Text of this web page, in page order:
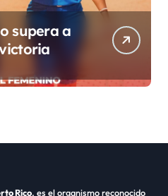
supera a
Rico, es el organismo reconocido